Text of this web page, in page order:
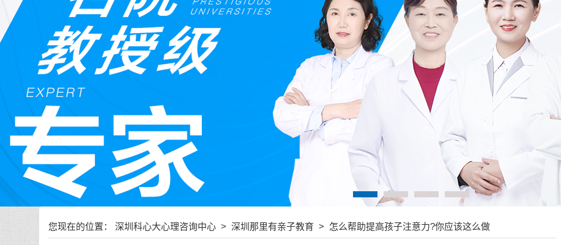
您现在的位置： 深圳科心大心理咨询中心 > 深圳那里有亲子教育 > 怎么帮助提高孩子注意力?你应该这么做